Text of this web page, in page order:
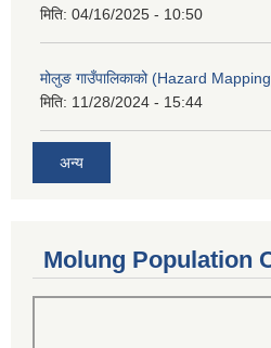
मिति: 04/16/2025 - 10:50
मोलुङ गाउँपालिकाको (Hazard
मिति: 11/28/2024 - 15:44
अन्य
Molung Population